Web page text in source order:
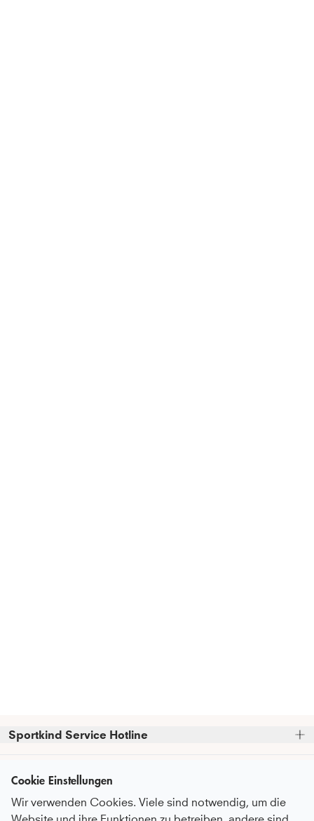
Sportkind Service Hotline
entgegennehmen können.
Telefonische Unterstützung und Beratung unter:
Kundenservice
FAQ - Häufige Fragen
Informationen
Cookie Einstellungen
Wir verwenden Cookies. Viele sind notwendig, um die